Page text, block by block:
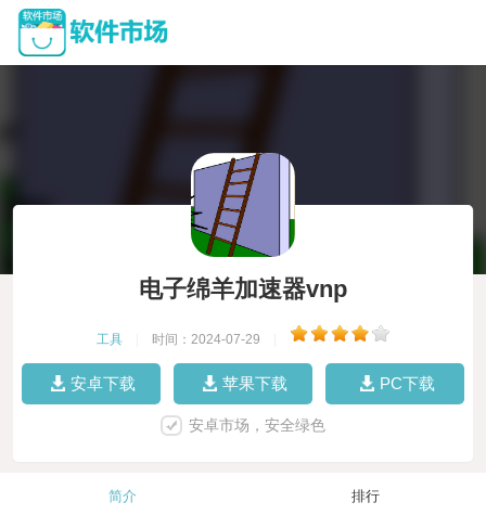
电子绵羊加速器vnp
工具 时间：2024-07-29
安卓下载 苹果下载 PC下载
安卓市场，安全绿色
简介 排行